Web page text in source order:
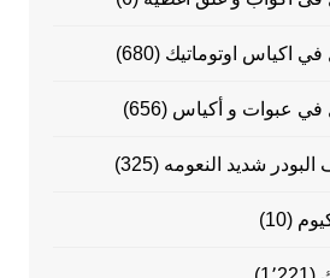
في اكياس اوتوماتيك (680)
في عبوات و أكياس (656)
البودر شديد النعومه (325)
(10)